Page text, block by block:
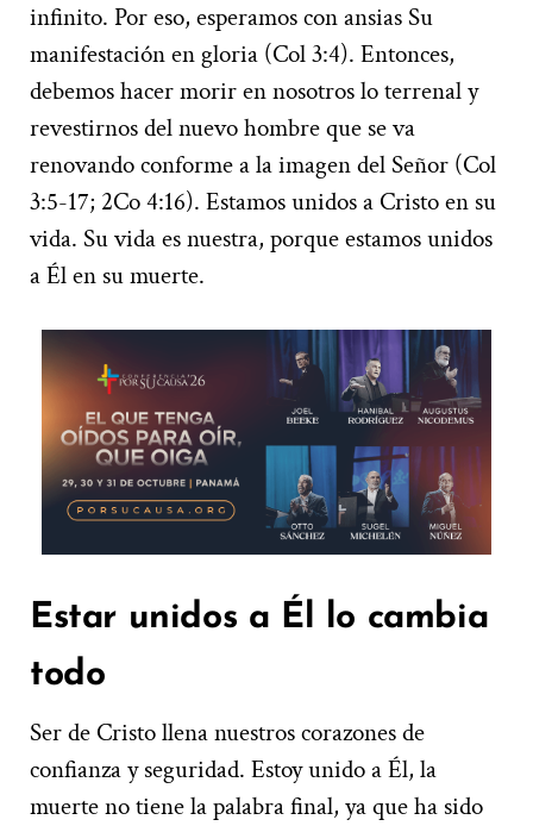
infinito. Por eso, esperamos con ansias Su
manifestación en gloria (Col 3:4). Entonces,
debemos hacer morir en nosotros lo terrenal y
revestirnos del nuevo hombre que se va
renovando conforme a la imagen del Señor (Col
3:5-17; 2Co 4:16). Estamos unidos a Cristo en su
vida. Su vida es nuestra, porque estamos unidos
a Él en su muerte.
Estar unidos a Él lo cambia
todo
Ser de Cristo llena nuestros corazones de
confianza y seguridad. Estoy unido a Él, la
muerte no tiene la palabra final, ya que ha sido